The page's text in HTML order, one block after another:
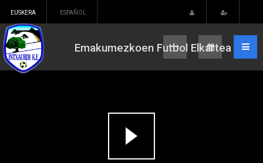
EUSKERA ESPAÑOL
Emakumezkoen Futbol Elkartea